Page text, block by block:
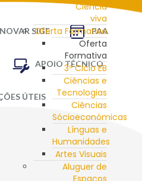
Ciência
viva
Oferta Formativa
Oferta
Formativa
3º Ciclo EB
Ciências e
Tecnologias
Ciências
Sócioeconómicas
Línguas e
Humanidades
Artes Visuais
Aluguer de
Espaços
SIGE PAA
APOIO TÉCNICO
ÚTEIS